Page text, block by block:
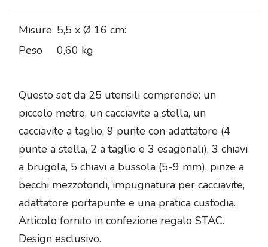
Misure 5,5 x Ø 16 cm:
Peso
0,60 kg
Questo set da 25 utensili comprende: un
piccolo metro, un cacciavite a stella, un
cacciavite a taglio, 9 punte con adattatore (4
punte a stella, 2 a taglio e 3 esagonali), 3 chiavi
a brugola, 5 chiavi a bussola (5-9 mm), pinze a
becchi mezzotondi, impugnatura per cacciavite,
adattatore portapunte e una pratica custodia.
Articolo fornito in confezione regalo STAC.
Design esclusivo.